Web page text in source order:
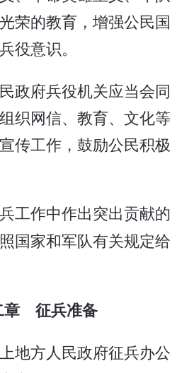
荣的教育，增强公民国
役意识。
政府兵役机关应当会同
织网信、教育、文化等
传工作，鼓励公民积极
工作中作出突出贡献的
国家和军队有关规定给
章 征兵准备
地方人民政府征兵办公